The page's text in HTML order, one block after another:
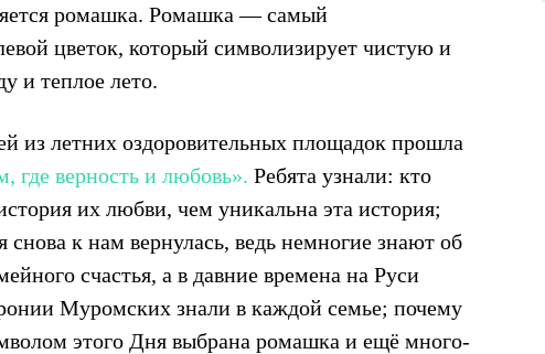
ромашка. Ромашка — самый
цветок, который символизирует чистую и
и теплое лето.
из летних оздоровительных площадок прошла
где верность и любовь». Ребята узнали: кто
их любви, чем уникальна эта история;
снова к нам вернулась, ведь немногие знают об
счастья, а в давние времена на Руси
Муромских знали в каждой семье; почему
этого Дня выбрана ромашка и ещё много-